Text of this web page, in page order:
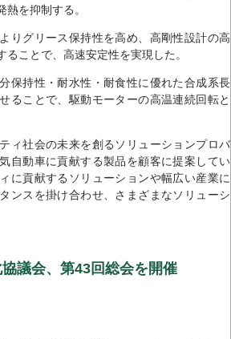
を抑制する。
りグリース保持性を高め、高剛性設計の高
ことで、高速安定性を実現した。
保持性・耐水性・耐食性に優れた合成系長
ることで、駆動モーターの高温連続回転と
ィ社会の未来を創るソリューションプロバ
自動車に貢献する製品を顧客に提案してい
に貢献するソリューションや幅広い産業に
ンスを掛け合わせ、さまざまなソリューシ
議会、第43回総会を開催